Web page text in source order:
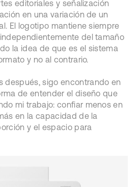
editoriales y señalización
en una variación de un
El logotipo mantiene siempre
del tamaño
la idea de que es el sistema
y no al contrario.
después, sigo encontrando en
de entender el diseño que
mi trabajo: confiar menos en
en la capacidad de la
y el espacio para